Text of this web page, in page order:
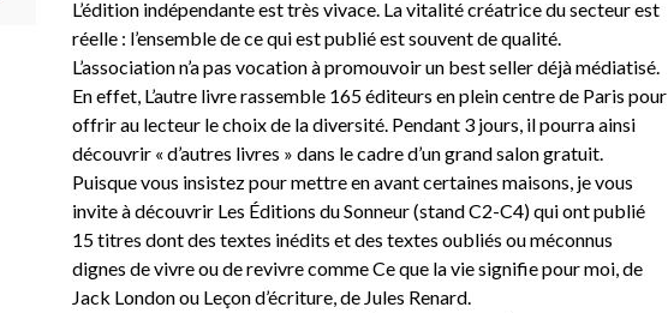
L’édition indépendante est très vivace. La vitalité créatrice du secteur est
réelle : l’ensemble de ce qui est publié est souvent de qualité.
L’association n’a pas vocation à promouvoir un best seller déjà médiatisé.
En effet, L’autre livre rassemble 165 éditeurs en plein centre de Paris pour
offrir au lecteur le choix de la diversité. Pendant 3 jours, il pourra ainsi
découvrir « d’autres livres » dans le cadre d’un grand salon gratuit.
Puisque vous insistez pour mettre en avant certaines maisons, je vous
invite à découvrir Les Éditions du Sonneur (stand C2-C4) qui ont publié
15 titres dont des textes inédits et des textes oubliés ou méconnus
dignes de vivre ou de revivre comme Ce que la vie signifie pour moi, de
Jack London ou Leçon d’écriture, de Jules Renard.